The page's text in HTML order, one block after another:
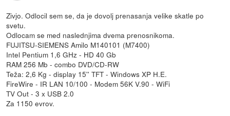
Zivjo. Odlocil sem se, da je dovolj prenasanja velike skatle po
svetu.
Odlocam se med naslednjima dvema prenosnikoma.
FUJITSU-SIEMENS Amilo M140101 (M7400)
Intel Pentium 1,6 GHz - HD 40 Gb
RAM 256 Mb - combo DVD/CD-RW
Teža: 2,6 Kg - display 15'' TFT - Windows XP H.E.
FireWire - IR LAN 10/100 - Modem 56K V.90 - WiFi
TV Out - 3 x USB 2.0
Za 1150 evrov.